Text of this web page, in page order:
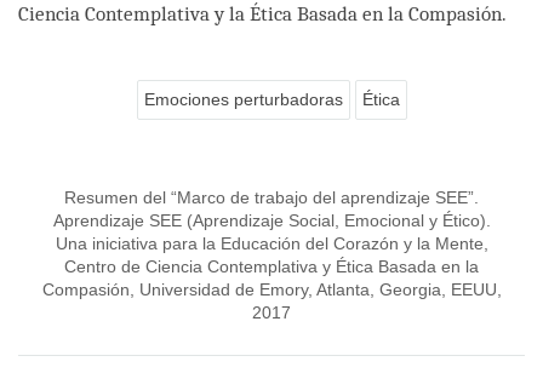
Ciencia Contemplativa y la Ética Basada en la Compasión.
Emociones perturbadoras Ética
Resumen del “Marco de trabajo del aprendizaje SEE”.
Aprendizaje SEE (Aprendizaje Social, Emocional y Ético).
Una iniciativa para la Educación del Corazón y la Mente,
Centro de Ciencia Contemplativa y Ética Basada en la
Compasión, Universidad de Emory, Atlanta, Georgia, EEUU,
2017